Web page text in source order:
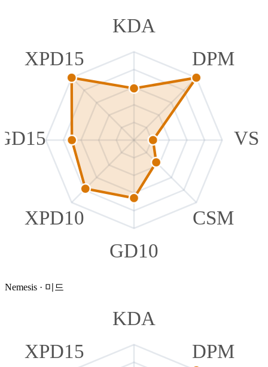
KDA
DPM
VS
CSM
GD10
XPD10
XPD15
Nemesis · 미드
KDA
DPM
XPD15